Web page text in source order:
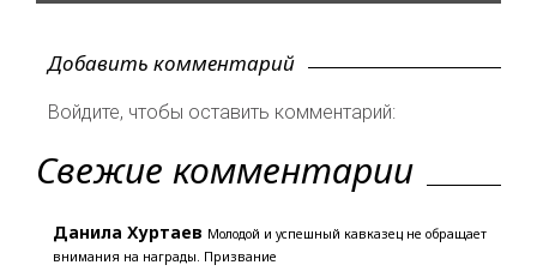
Добавить комментарий
Войдите, чтобы оставить комментарий:
Свежие комментарии
Данила Хуртаев Молодой и успешный кавказец не обращает
внимания на награды. Призвание